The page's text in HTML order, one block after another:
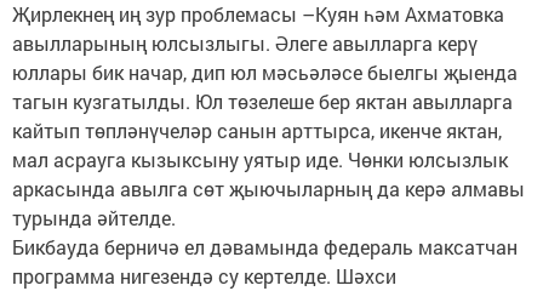
Җирлекнең иң зур проблемасы –Куян һәм Ахматовка
авылларының юлсызлыгы. Әлеге авылларга керү
юллары бик начар, дип юл мәсьәләсе быелгы җыенда
тагын кузгатылды. Юл төзелеше бер яктан авылларга
кайтып төпләнүчеләр санын арттырса, икенче яктан,
мал асрауга кызыксыну уятыр иде. Чөнки юлсызлык
аркасында авылга сөт җыючыларның да керә алмавы
турында әйтелде.
Бикбауда берничә ел дәвамында федераль максатчан
программа нигезендә су кертелде. Шәхси